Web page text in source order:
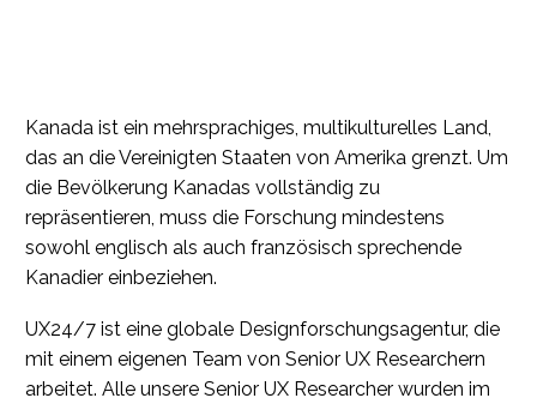
Kanada ist ein mehrsprachiges, multikulturelles Land,
das an die Vereinigten Staaten von Amerika grenzt. Um
die Bevölkerung Kanadas vollständig zu
repräsentieren, muss die Forschung mindestens
sowohl englisch als auch französisch sprechende
Kanadier einbeziehen.
UX24/7 ist eine globale Designforschungsagentur, die
mit einem eigenen Team von Senior UX Researchern
arbeitet. Alle unsere Senior UX Researcher wurden im